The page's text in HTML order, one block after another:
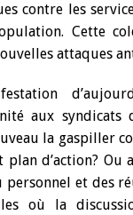
contre les
Cette
attaques
aux syndicats
la gaspiller
plan d’action? Ou
personnel et des
où la